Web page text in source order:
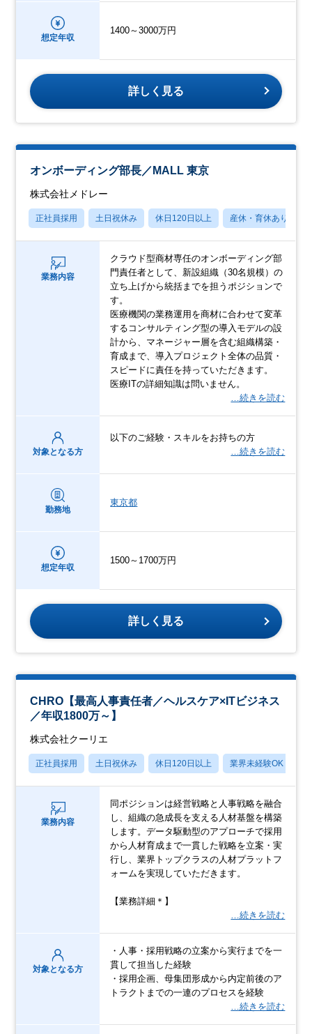
想定年収
1400～3000万円
詳しく見る
オンボーディング部長／MALL 東京
株式会社メドレー
正社員採用 土日祝休み 休日120日以上 産休・育休あり
業務内容
クラウド型商材専任のオンボーディング部
門責任者として、新設組織（30名規模）の
立ち上げから統括までを担うポジションで
す。
医療機関の業務運用を商材に合わせて変革
するコンサルティング型の導入モデルの設
計から、マネージャー層を含む組織構築・
育成まで、導入プロジェクト全体の品質・
スピードに責任を持っていただきます。
医療ITの詳細知識は問いません。
…続きを読む
対象となる方
以下のご経験・スキルをお持ちの方
…続きを読む
勤務地
東京都
想定年収
1500～1700万円
詳しく見る
CHRO【最高人事責任者／ヘルスケア×ITビジネス
／年収1800万～】
株式会社クーリエ
正社員採用 土日祝休み 休日120日以上 業界未経験OK
業務内容
同ポジションは経営戦略と人事戦略を融合
し、組織の急成長を支える人材基盤を構築
します。データ駆動型のアプローチで採用
から人材育成まで一貫した戦略を立案・実
行し、業界トップクラスの人材プラットフ
ォームを実現していただきます。
【業務詳細＊】
…続きを読む
対象となる方
・人事・採用戦略の立案から実行までを一
貫して担当した経験
・採用企画、母集団形成から内定前後のア
トラクトまでの一連のプロセスを経験
…続きを読む